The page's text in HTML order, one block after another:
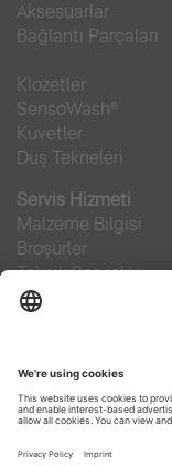
Aksesuarlar
Bağlantı Parçaları
Klozetler
SensoWash®
Küvetler
Duş Tekneleri
Servis Hizmeti
Malzeme Bilgisi
Broşürler
Teknik Servisler
Sıkça sorulan sorular
Facebook
Pinterest
Flickr